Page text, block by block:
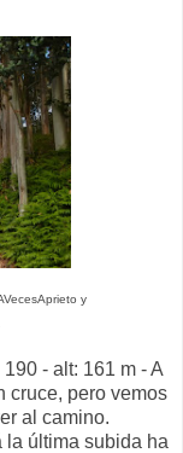
y
- alt: 161 m - A
cruce, pero vemos
al camino.
la última subida ha